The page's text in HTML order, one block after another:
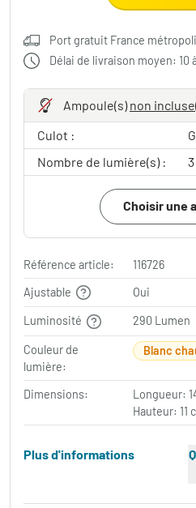
Port gratuit France
Délai de livraison moyen: 10
Ampoule(s)non
Culot :
Nombre de lumière(s) :
3
Choisir une
Référence article:
116726
Ajustable
Oui
Luminosité 290 Lumen
Couleur de
lumière:
Blanc
Dimensions:
Longueur:
Hauteur: 11
Plus d'informations